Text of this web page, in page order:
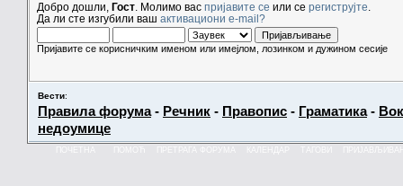
Добро дошли, Гост . Молимо вас пријавите се или се региструјте
Да ли сте изгубили ваш активациони e-mail?
Пријавите се корисничким именом или имејлом, лозинком и дужином сесије
Вести:
Правила форума- Речник - Правопис - Граматика-
недоумице
КАЛЕНДАР